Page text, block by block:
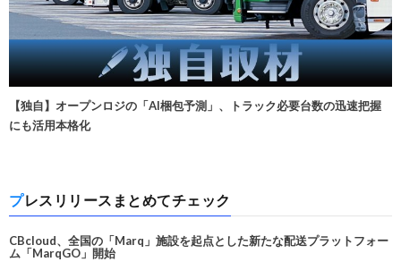
【独自】オープンロジの「AI梱包予測」、トラック必要台数の迅速把握
にも活用本格化
プレスリリースまとめてチェック
CBcloud、全国の「Marq」施設を起点とした新たな配送プラットフォー
ム「MarqGO」開始